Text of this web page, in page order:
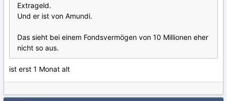
Extrageld.
Und er ist von Amundi.
Das sieht bei einem Fondsvermögen von 10 Millionen eher
nicht so aus.
ist erst 1 Monat alt